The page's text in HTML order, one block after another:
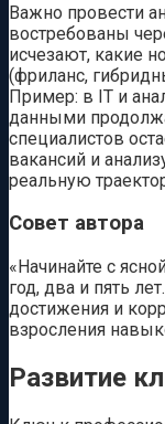
Важно провести
востребованы
исчезают, какие
(фриланс,
Пример: в IT и
данными
специалистов
вакансий и
реальную
Совет автора
«Начинайте с
год, два и пять
достижения и
взросления
Развитие